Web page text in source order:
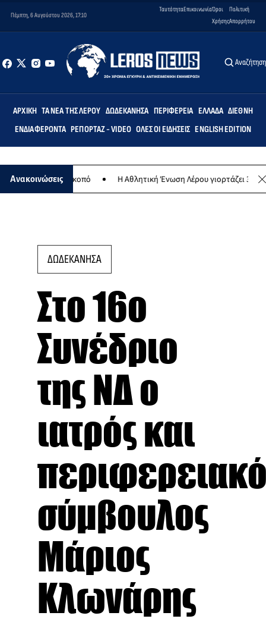
Πέμπτη, 6 Αυγούστου 2026, 17:10
ΤαυτότηταΕπικοινωνίαΌροι
Χρήσης
Πολιτική
Απορρήτου
Αναζήτηση
ΑΡΧΙΚΉ ΤΑ ΝΈΑ ΤΗΣ ΛΈΡΟΥ ΔΩΔΕΚΆΝΗΣΑ ΠΕΡΙΦΈΡΕΙΑ ΕΛΛΆΔΑ ΔΙΕΘΝΉ
ΕΝΔΙΑΦΈΡΟΝΤΑ ΡΕΠΟΡΤΆΖ - VIDEO ΌΛΕΣ ΟΙ ΕΙΔΉΣΕΙΣ ENGLISH EDITION
Ανακοινώσεις
σκοπό Η Αθλητική Ένωση Λέρου γιορτάζει 30
ΔΩΔΕΚΑΝΗΣΑ
Στο 16ο
Συνέδριο
της ΝΔ ο
ιατρός και
σύμβουλος
Μάριος
Κλωνάρης